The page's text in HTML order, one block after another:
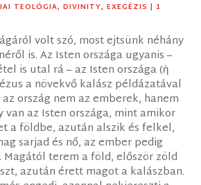
TEOLÓGIA,DIVINITY,EXEGÉZIS | 1
volt szó, most ejtsünk néhány
is. Az Isten országa ugyanis –
is utal rá – az Isten országa (ἡ
Jézus a növekvő kalász példázatával
ország nem az emberek, hanem
van az Isten országa, mint amikor
a földbe, azután alszik és felkel,
sarjad és nő, az ember pedig
Magától terem a föld, először zöld
azután érett magot a kalászban.